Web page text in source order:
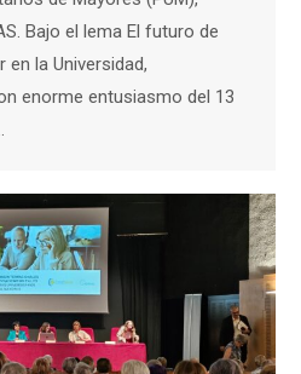
Bajo el lema El futuro de
la Universidad,
enorme entusiasmo del 13